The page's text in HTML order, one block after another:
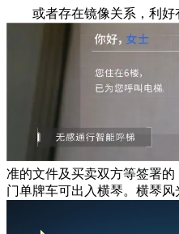
或者存在镜像关系，利好有
准的文件及买卖双方等签署
门单牌车可出入横琴。横琴